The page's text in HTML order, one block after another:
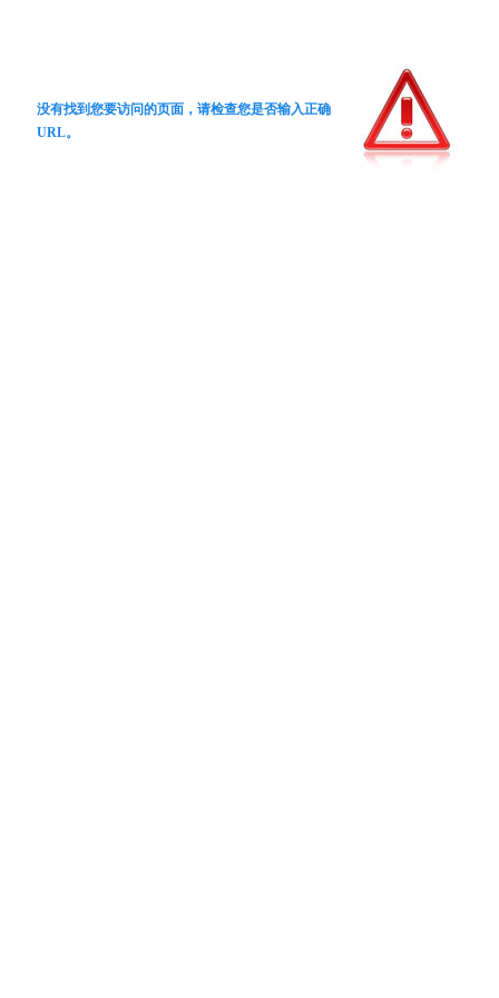
没有找到您要访问的页面，请检查您是否输入正确
URL。